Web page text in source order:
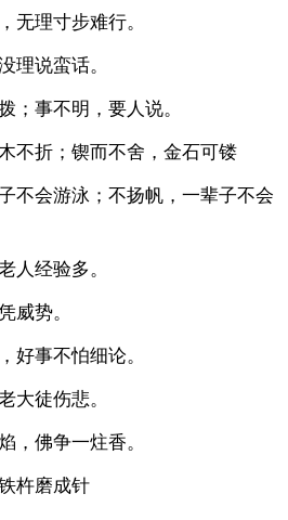
无理寸步难行。
理说蛮话。
；事不明，要人说。
不折；锲而不舍，金石可镂
不会游泳；不扬帆，一辈子不会
人经验多。
威势。
好事不怕细论。
大徒伤悲。
，佛争一炷香。
杵磨成针